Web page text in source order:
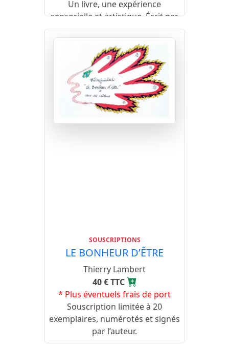
Un livre, une expérience
sensorielle et artistique. Écrit par
Sève Destour, ce recueil est une
ode à la beauté et à la
profondeur de l’instant présent.
SOUSCRIPTIONS
LE BONHEUR D’ÊTRE
Thierry Lambert
40 € TTC
* Plus éventuels frais de port
Souscription limitée à 20
exemplaires, numérotés et signés
par l’auteur.